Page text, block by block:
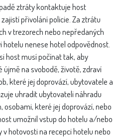
ztráty kontaktuje host
přivolání policie. Za ztrátu
v trezorech nebo nepředaných
nenese hotel odpovědnost.
host musí počínat tak, aby
na svobodě, životě, zdraví
které jej doprovází, ubytovatele a
uhradit ubytovateli náhradu
osobami, které jej doprovází, nebo
umožnil vstup do hotelu a/nebo
hotovosti na recepci hotelu nebo